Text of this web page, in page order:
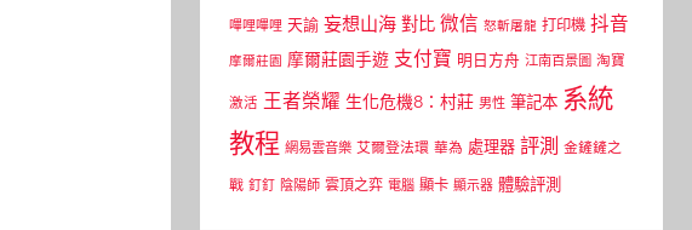
嗶哩嗶哩 天諭 妄想山海 對比 微信 怒斬屠龍 打印機 抖音
摩爾莊園 摩爾莊園手遊 支付寶 明日方舟 江南百景圖 淘寶
激活 王者榮耀 生化危機8：村莊 男性 筆記本 系統
教程 網易雲音樂 艾爾登法環 華為 處理器 評測 金鏟鏟之
戰 釘釘 陰陽師 雲頂之弈 電腦 顯卡 顯示器 體驗評測